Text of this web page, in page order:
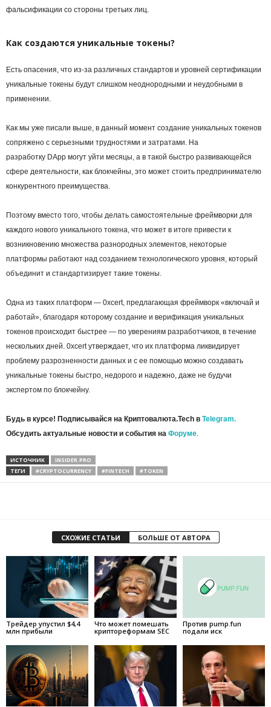
фальсификации со стороны третьих лиц.
Как создаются уникальные токены?
Есть опасения, что из-за различных стандартов и уровней сертификации
уникальные токены будут слишком неоднородными и неудобными в
применении.
Как мы уже писали выше, в данный момент создание уникальных токенов
сопряжено с серьезными трудностями и затратами. На
разработку DApp могут уйти месяцы, а в такой быстро развивающейся
сфере деятельности, как блокчейны, это может стоить предпринимателю
конкурентного преимущества.
Поэтому вместо того, чтобы делать самостоятельные фреймворки для
каждого нового уникального токена, что может в итоге привести к
возникновению множества разнородных элементов, некоторые
платформы работают над созданием технологического уровня, который
объединит и стандартизирует такие токены.
Одна из таких платформ — 0xcert, предлагающая фреймворк «включай и
работай», благодаря которому создание и верификация уникальных
токенов происходит быстрее — по уверениям разработчиков, в течение
нескольких дней. 0xcert утверждает, что их платформа ликвидирует
проблему разрозненности данных и с ее помощью можно создавать
уникальные токены быстро, недорого и надежно, даже не будучи
экспертом по блокчейну.
Будь в курсе! Подписывайся на Криптовалюта.Tech в Telegram.
Обсудить актуальные новости и события на Форуме.
ИСТОЧНИК
INSIDER.PRO
ТЕГИ
#CRYPTOCURRENCY #FINTECH #TOKEN
СХОЖИЕ СТАТЬИ БОЛЬШЕ ОТ АВТОРА
Трейдер упустил $4,4
млн прибыли
Что может помешать
криптореформам SEC
Против pump.fun
подали иск